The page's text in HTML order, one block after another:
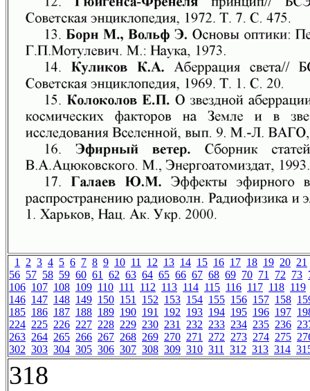
1 2 3 4 5 6 7 8 9 10 11 12 13 14 15 16 17 18 19 20 21
56 57 58 59 60 61 62 63 64 65 66 67 68 69 70 71 72 73
106 107 108 109 110 111 112 113 114 115 116 117 118 119
146 147 148 149 150 151 152 153 154 155 156 157 158
185 186 187 188 189 190 191 192 193 194 195 196 197
224 225 226 227 228 229 230 231 232 233 234 235 236
263 264 265 266 267 268 269 270 271 272 273 274 275
302 303 304 305 306 307 308 309 310 311 312 313 314
318